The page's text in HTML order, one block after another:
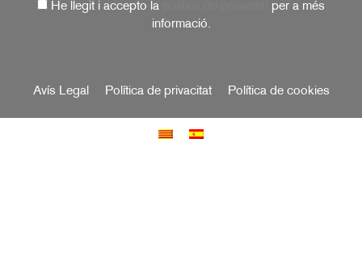
He llegit i accepto la
per a més
informació.
Avís Legal Política de privacitat Política de cookies